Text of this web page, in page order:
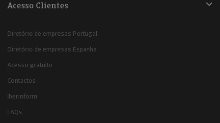
Acesso Clientes
Diretório de empresas Portugal
Diretório de empresas Espanha
Acesso gratuito
Contactos
Iberinform
FAQs